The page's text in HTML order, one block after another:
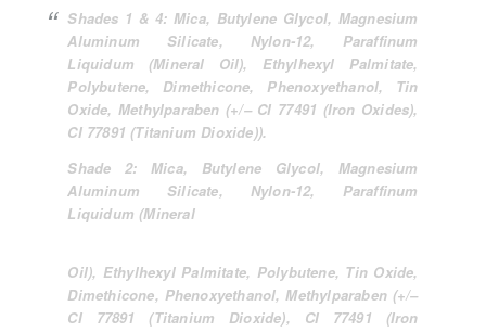
Shades 1 & 4: Mica, Butylene Glycol, Magnesium
Aluminum Silicate, Nylon-12, Paraffinum
Liquidum (Mineral Oil), Ethylhexyl Palmitate,
Polybutene, Dimethicone, Phenoxyethanol, Tin
Oxide, Methylparaben (+/– CI 77491 (Iron Oxides),
CI 77891 (Titanium Dioxide)).
Shade 2: Mica, Butylene Glycol, Magnesium
Aluminum Silicate, Nylon-12, Paraffinum
Liquidum (Mineral
Oil), Ethylhexyl Palmitate, Polybutene, Tin Oxide,
Dimethicone, Phenoxyethanol, Methylparaben (+/–
CI 77891 (Titanium Dioxide), CI 77491 (Iron